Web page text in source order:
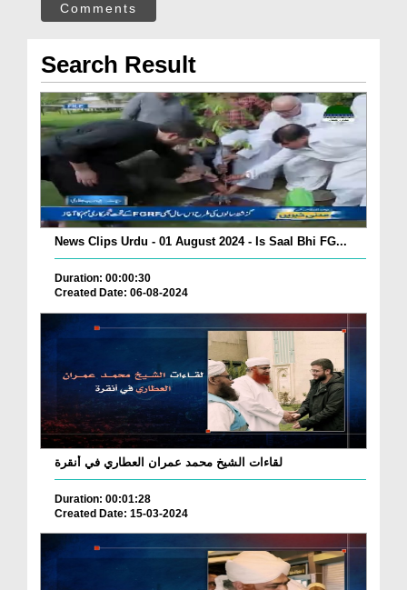
Comments
Search Result
News Clips Urdu - 01 August 2024 - Is Saal Bhi FG...
Duration: 00:00:30
Created Date: 06-08-2024
لقاءات الشيخ محمد عمران العطاري في أنقرة
Duration: 00:01:28
Created Date: 15-03-2024